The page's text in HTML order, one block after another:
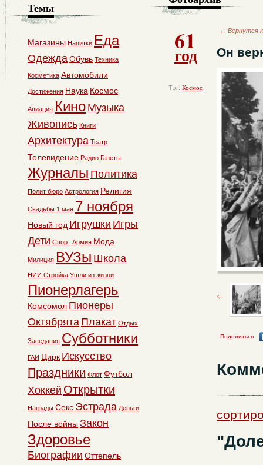
61
год
Тэг: Космос
← Вернутся
Он
Поделиться
Темы
Магазины Напитки Еда
ОдеждаОбувь Техника
Косметика Автомобили
Достижения Наука Космос
Авиация Кино Музыка
Живопись Книги
Архитектура Театр
Телевидение Радио Газеты
Журналы Политика
Полит бюро Астрология Религия
Свадьбы 1 мая 7 ноября
Новый год Игрушки Игры
Дети Спорт Армия Мода
Милиция ВУЗы Школа
НИИ Стройка Ушли из жизни
Пионерлагерь
Комсомол Пионеры
Октябрята Плакат Отдых
Заседания Субботники
ГАИ Цирк Искусство
Праздники Флот Футбол
Хоккей Открытки
Награды Секс Эстрада Деньги
После войны Закон
Здоровье
Биографии Оттепель